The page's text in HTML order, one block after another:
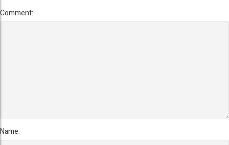
Comment:
Name: